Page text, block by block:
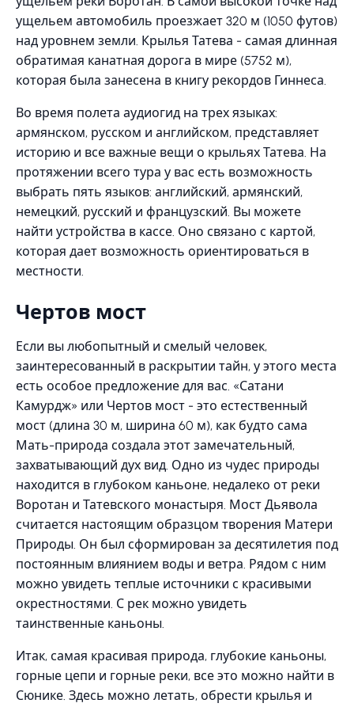
ущельем автомобиль проезжает 320 м (1050 футов)
над уровнем земли. Крылья Татева - самая длинная
обратимая канатная дорога в мире (5752 м),
которая была занесена в книгу рекордов Гиннеса.
Во время полета аудиогид на трех языках:
армянском, русском и английском, представляет
историю и все важные вещи о крыльях Татева. На
протяжении всего тура у вас есть возможность
выбрать пять языков: английский, армянский,
немецкий, русский и французский. Вы можете
найти устройства в кассе. Оно связано с картой,
которая дает возможность ориентироваться в
местности.
Чертов мост
Если вы любопытный и смелый человек,
заинтересованный в раскрытии тайн, у этого места
есть особое предложение для вас. «Сатани
Камурдж» или Чертов мост - это естественный
мост (длина 30 м, ширина 60 м), как будто сама
Мать-природа создала этот замечательный,
захватывающий дух вид. Одно из чудес природы
находится в глубоком каньоне, недалеко от реки
Воротан и Татевского монастыря. Мост Дьявола
считается настоящим образцом творения Матери
Природы. Он был сформирован за десятилетия под
постоянным влиянием воды и ветра. Рядом с ним
можно увидеть теплые источники с красивыми
окрестностями. С рек можно увидеть
таинственные каньоны.
Итак, самая красивая природа, глубокие каньоны,
горные цепи и горные реки, все это можно найти в
Сюнике. Здесь можно летать, обрести крылья и